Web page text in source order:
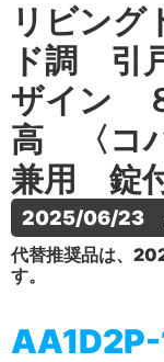
リビン
ド調 引
ザイン
高 〈コ
兼用 錠
2025/06/23　
代替推奨品は、
す。